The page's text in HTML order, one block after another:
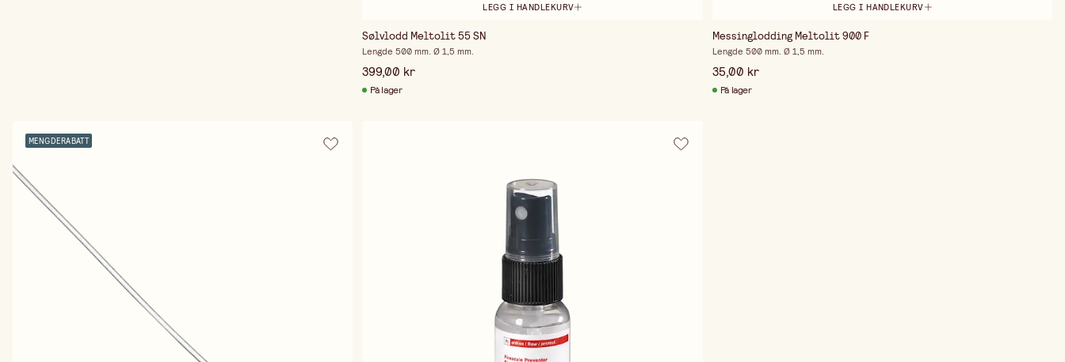
LEGG I HANDLEKURV
Sølvlodd Meltolit 55 SN
Lengde 500 mm. Ø 1,5 mm.
399,00 kr
På lager
LEGG I HANDLEKURV
Messinglodding Meltolit 900 F
Lengde 500 mm. Ø 1,5 mm.
35,00 kr
På lager
MENGDERABATT